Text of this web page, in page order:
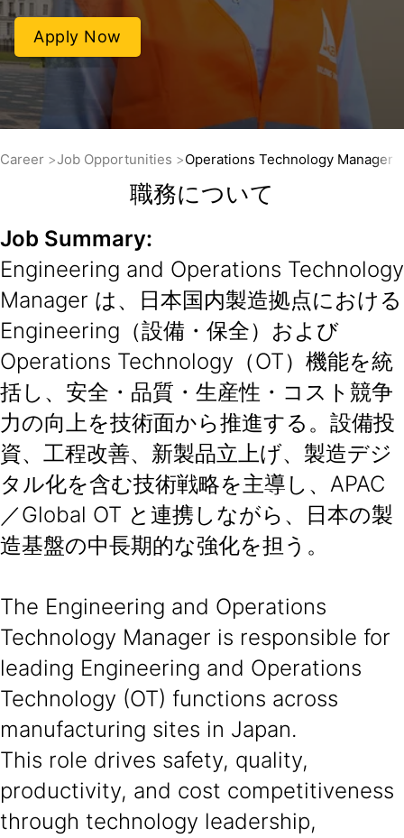
Apply Now
Career Job Opportunities Operations Technology Manager
職務について
Job Summary:
Engineering and Operations Technology
Manager は、日本国内製造拠点における
Engineering（設備・保全）および
Operations Technology（OT）機能を統
括し、安全・品質・生産性・コスト競争
力の向上を技術面から推進する。設備投
資、工程改善、新製品立上げ、製造デジ
タル化を含む技術戦略を主導し、APAC
／Global OT と連携しながら、日本の製
造基盤の中長期的な強化を担う。
The Engineering and Operations
Technology Manager is responsible for
leading Engineering and Operations
Technology (OT) functions across
manufacturing sites in Japan.
This role drives safety, quality,
productivity, and cost competitiveness
through technology leadership,